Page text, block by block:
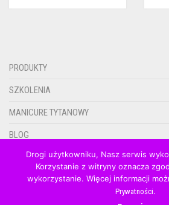
PRODUKTY
SZKOLENIA
MANICURE TYTANOWY
BLOG
KONTAKT
0.00ZŁ
Drogi użytkowniku, Nasz serwis
Korzystanie z witryny oznacza
wykorzystanie. Więcej informacji
Prywatności.